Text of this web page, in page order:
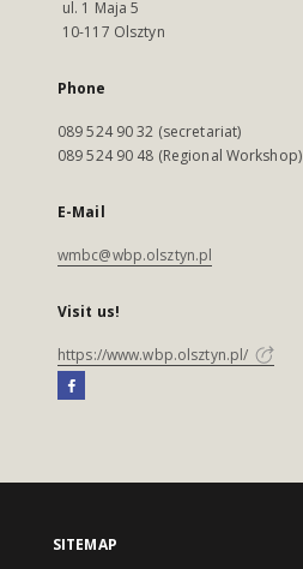
ul. 1 Maja 5
10-117 Olsztyn
Phone
089 524 90 32 (secretariat)
089 524 90 48 (Regional Workshop)
E-Mail
wmbc@wbp.olsztyn.pl
Visit us!
https://www.wbp.olsztyn.pl/
SITEMAP